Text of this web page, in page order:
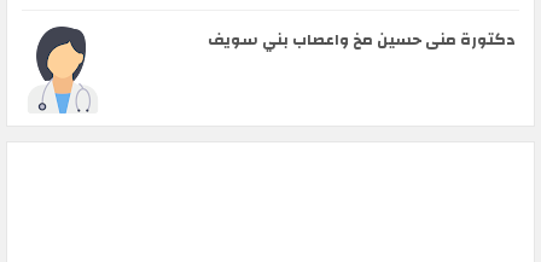
دكتورة منى حسين مخ واعصاب بني سويف